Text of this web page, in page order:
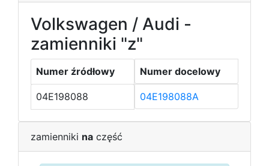
Volkswagen / Audi -
zamienniki "z"
Numer źródłowy Numer docelowy
04E198088 04E198088A
zamienniki na część